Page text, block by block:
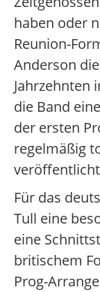
haben oder
Reunion-
Anderson
Jahrzehnten
die Band
der ersten
regelmäßig
Für das
Tull eine
eine
britischem
Prog-